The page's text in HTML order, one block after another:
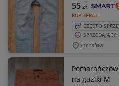
KUP TERAZ
55zł
CZĘSTO
Jarosław
na guziki M